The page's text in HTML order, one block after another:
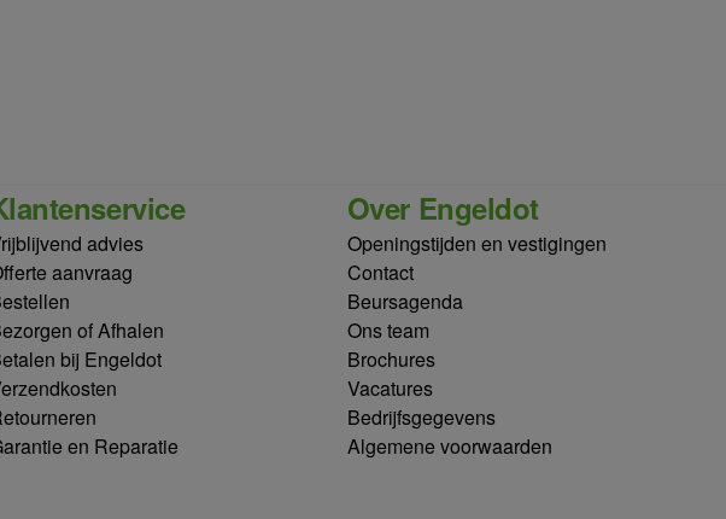
Over Engeldot
Openingstijden en vestigingen
Contact
Beursagenda
Ons team
Brochures
Vacatures
Bedrijfsgegevens
Algemene voorwaarden
advies
aanvraag
of Afhalen
bij Engeldot
en Reparatie